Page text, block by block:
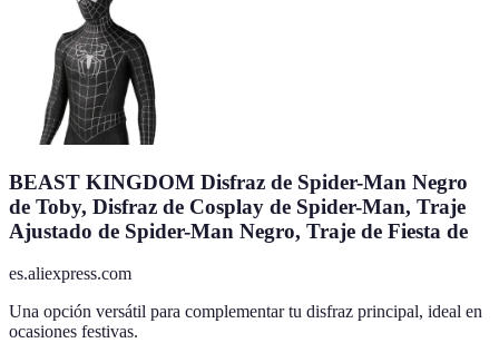
BEAST KINGDOM Disfraz de Spider-Man Negro
de Toby, Disfraz de Cosplay de Spider-Man, Traje
Ajustado de Spider-Man Negro, Traje de Fiesta de
es.aliexpress.com
Una opción versátil para complementar tu disfraz principal, ideal en
ocasiones festivas.